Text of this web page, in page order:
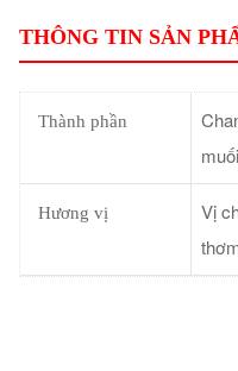
THÔNG TIN SẢN
Thành phần
Hương vị
Vị